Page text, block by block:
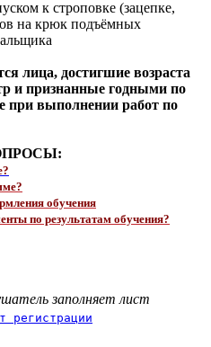
к строповке (зацепке,
на крюк подъёмных
лица, достигшие возраста
и признанные годными по
при выполнении работ по
обучения
по результатам обучения?
заполняет лист
регистрации